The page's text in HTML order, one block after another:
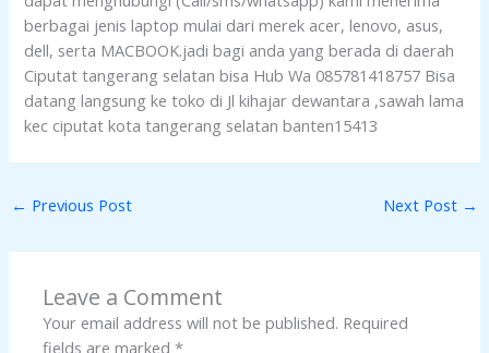
berbagai jenis laptop mulai dari merek acer, lenovo, asus,
dell, serta MACBOOK.jadi bagi anda yang berada di daerah
Ciputat tangerang selatan bisa Hub Wa 085781418757 Bisa
datang langsung ke toko di Jl kihajar dewantara ,sawah lama
kec ciputat kota tangerang selatan banten15413
← Previous Post Next Post →
Leave a Comment
Your email address will not be published. Required
fields are marked*